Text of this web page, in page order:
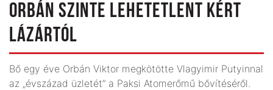
ORBÁN SZINTE LEHETETLENT KÉRT
LÁZÁRTÓL
Bő egy éve Orbán Viktor megkötötte Vlagyimir Putyinnal
az „évszázad üzletét” a Paksi Atomerőmű bővítéséről.